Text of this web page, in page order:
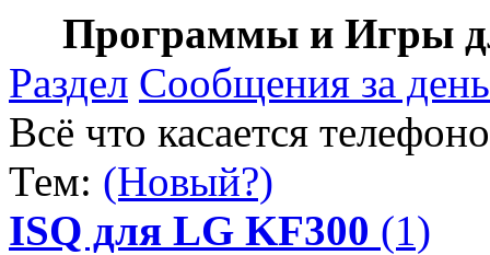
Программы и Игры
Раздел Сообщения за день
Всё что касается
Тем: (Новый?)
ISQ для LG KF300 (1)